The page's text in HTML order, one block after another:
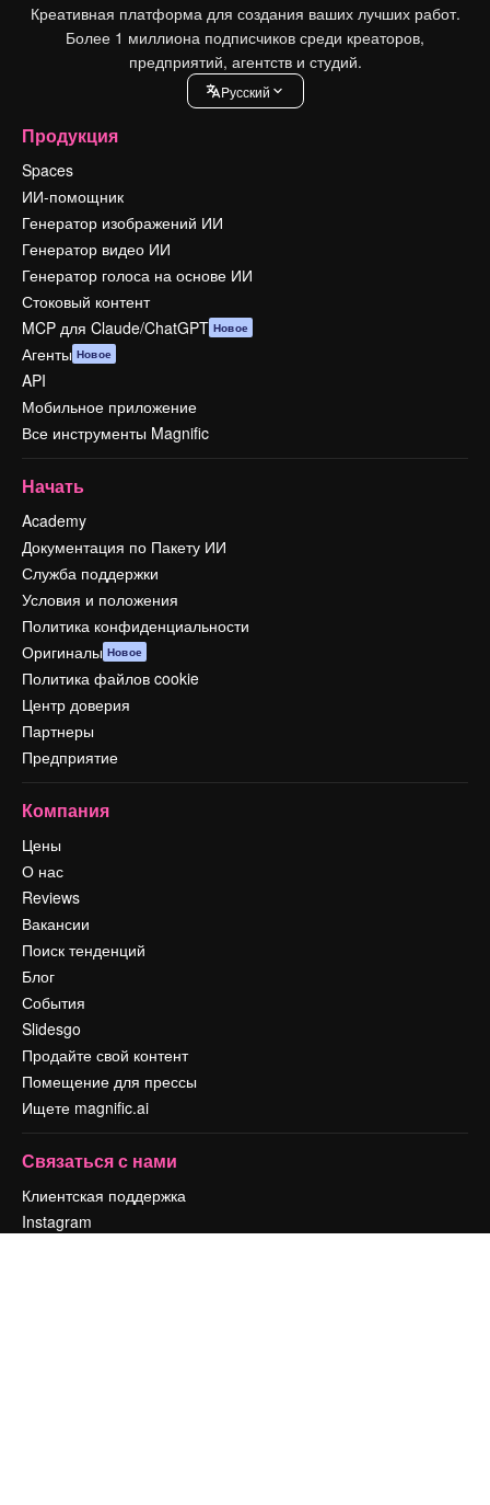
Креативная платформа для создания ваших лучших работ.
Более 1 миллиона подписчиков среди креаторов,
предприятий, агентств и студий.
Pусский
Продукция
Spaces
ИИ-помощник
Генератор изображений ИИ
Генератор видео ИИ
Генератор голоса на основе ИИ
Стоковый контент
MCP для Claude/ChatGPT Новое
Агенты Новое
API
Мобильное приложение
Все инструменты Magnific
Начать
Academy
Документация по Пакету ИИ
Служба поддержки
Условия и положения
Политика конфиденциальности
Оригиналы Новое
Политика файлов cookie
Центр доверия
Партнеры
Предприятие
Компания
Цены
О нас
Reviews
Вакансии
Поиск тенденций
Блог
События
Slidesgo
Продайте свой контент
Помещение для прессы
Ищете magnific.ai
Связаться с нами
Клиентская поддержка
Instagram